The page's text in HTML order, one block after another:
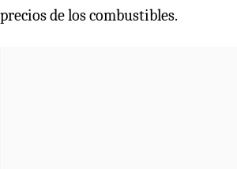
precios de los combustibles.